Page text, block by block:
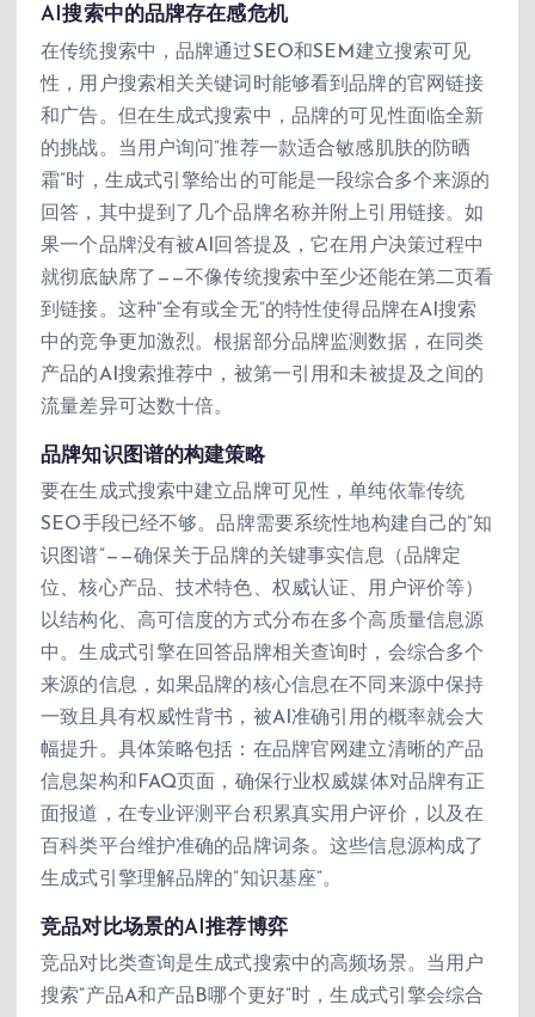
AI搜索中的品牌存在感危机
在传统搜索中，品牌通过SEO和SEM建立搜索可见
性，用户搜索相关关键词时能够看到品牌的官网链接
和广告。但在生成式搜索中，品牌的可见性面临全新
的挑战。当用户询问”推荐一款适合敏感肌肤的防晒
霜”时，生成式引擎给出的可能是一段综合多个来源的
回答，其中提到了几个品牌名称并附上引用链接。如
果一个品牌没有被AI回答提及，它在用户决策过程中
就彻底缺席了——不像传统搜索中至少还能在第二页看
到链接。这种”全有或全无”的特性使得品牌在AI搜索
中的竞争更加激烈。根据部分品牌监测数据，在同类
产品的AI搜索推荐中，被第一引用和未被提及之间的
流量差异可达数十倍。
品牌知识图谱的构建策略
要在生成式搜索中建立品牌可见性，单纯依靠传统
SEO手段已经不够。品牌需要系统性地构建自己的”知
识图谱”——确保关于品牌的关键事实信息（品牌定
位、核心产品、技术特色、权威认证、用户评价等）
以结构化、高可信度的方式分布在多个高质量信息源
中。生成式引擎在回答品牌相关查询时，会综合多个
来源的信息，如果品牌的核心信息在不同来源中保持
一致且具有权威性背书，被AI准确引用的概率就会大
幅提升。具体策略包括：在品牌官网建立清晰的产品
信息架构和FAQ页面，确保行业权威媒体对品牌有正
面报道，在专业评测平台积累真实用户评价，以及在
百科类平台维护准确的品牌词条。这些信息源构成了
生成式引擎理解品牌的”知识基座”。
竞品对比场景的AI推荐博弈
竞品对比类查询是生成式搜索中的高频场景。当用户
搜索”产品A和产品B哪个更好”时，生成式引擎会综合